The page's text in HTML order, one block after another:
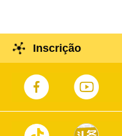
Inscrição